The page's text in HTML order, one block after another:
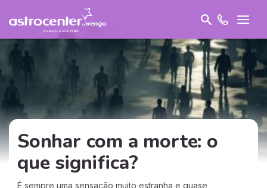
Sonhar com a morte: o
que significa?
É sempre uma sensação muito estranha e quase